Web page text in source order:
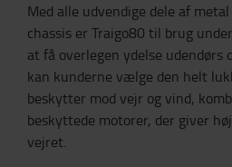
Med alle udvendige dele af
chassis er Traigo80 til brug
at få overlegen ydelse
kan kunderne vælge den helt
beskytter mod vejr og vind,
beskyttede motorer, der giver
vejret.